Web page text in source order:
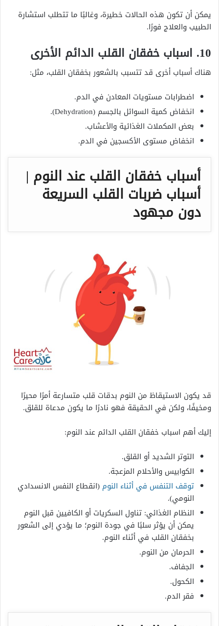
يمكن أن تكون هذه الحالات خطيرة، وغالبًا ما تتطلب استشارة
الطبيب والعلاج فورًا.
10. اسباب خفقان القلب الدائم الأخرى
هناك أسباب أخرى قد تتسبب بالشعور بخفقان القلب، مثل:
اضطرابات مستويات المعادن في الدم.
انخفاض كمية السوائل بالجسم (Dehydration).
بعض المكملات الغذائية والأعشاب.
انخفاض مستوى الأكسجين في الدم.
أسباب خفقان القلب عند النوم |
أسباب ضربات القلب السريعة
دون مجهود
قد يكون الاستيقاظ من النوم بدقات قلب متسارعة أمرًا محيرًا
ومخيفًا، ولكن في الحقيقة فهو نادرًا ما يكون مدعاة للقلق.
إليك أهم اسباب خفقان القلب الدائم عند النوم:
التوتر الشديد أو القلق.
الكوابيس والأحلام المزعجة.
توقف التنفس في أثناء النوم (انقطاع النفس الانسدادي
النومي).
النظام الغذائي: تناول السكريات أو الكافيين قبل النوم
يمكن أن يؤثر سلبًا في جودة النوم؛ ما يؤدي إلى الشعور
بخفقان القلب في أثناء النوم.
الحرمان من النوم.
الجفاف.
الكحول.
فقر الدم.